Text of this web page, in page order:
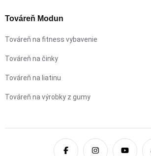
Továreň Modun
Továreň na fitness vybavenie
Továreň na činky
Továreň na liatinu
Továreň na výrobky z gumy